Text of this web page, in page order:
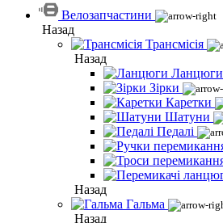
Велозапчастини
Назад
Трансмісія
Назад
Ланцюги
Зірки
Каретки
Шатуни
Педалі
Назад
Гальма
Назад